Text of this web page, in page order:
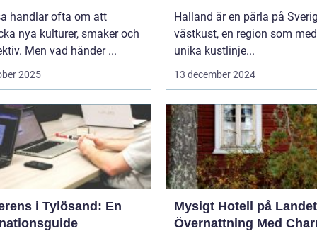
handlar ofta om att
nya kulturer, smaker och
Men vad händer ...
2025
Halland är en pärla på
västkust, en region som
unika kustlinje...
13 december 2024
i Tylösand: En
Mysigt Hotell på
Övernattning Med